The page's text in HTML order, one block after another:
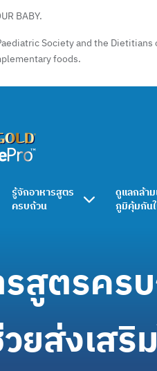
BABY.
Society and the
foods.
รู้จักอาหารสูตร
ครบถ้วน
ดูแลกล้าม
ภูมิคุ้มกัน
สูตรคร
ยส่งเสริ